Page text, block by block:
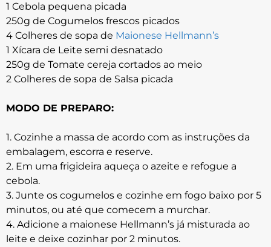
1 Cebola pequena picada
250g de Cogumelos frescos picados
4 Colheres de sopa de Maionese Hellmann’s
1 Xícara de Leite semi desnatado
250g de Tomate cereja cortados ao meio
2 Colheres de sopa de Salsa picada
MODO DE PREPARO:
1. Cozinhe a massa de acordo com as instruções da
embalagem, escorra e reserve.
2. Em uma frigideira aqueça o azeite e refogue a
cebola.
3. Junte os cogumelos e cozinhe em fogo baixo por 5
minutos, ou até que comecem a murchar.
4. Adicione a maionese Hellmann’s já misturada ao
leite e deixe cozinhar por 2 minutos.